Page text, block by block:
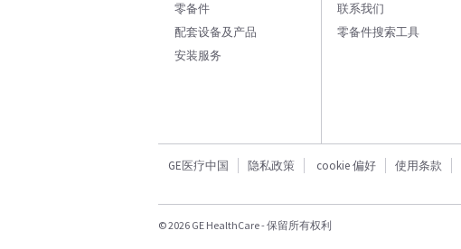
零备件
配套设备及产品
安装服务
联系我们
零备件搜索工具
GE医疗中国 隐私政策 cookie 偏好 使用条款
© 2026 GE HealthCare - 保留所有权利